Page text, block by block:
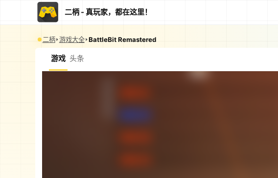
二柄 - 真玩家，都在这里！
二柄 游戏大全 BattleBit Remastered
游戏 头条